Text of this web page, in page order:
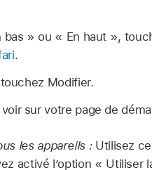
bas » ou « En haut »,
.
Modifier.
sur votre page de
les appareils : Utilisez
activé l’option « Utiliser